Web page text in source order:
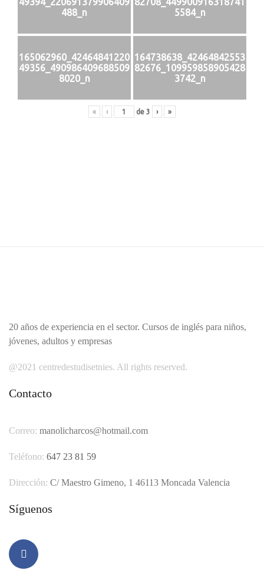
488_n
5584_n
165062960_42464841220
49356_490986409688509
8020_n
164738638_42464842553
82676_109959858905428
3742_n
« ‹ de 3 › »
20 años de experiencia en el sector. Cursos de inglés para niños,
jóvenes, adultos y empresas
@2021 centredestudisetnies. All rights reserved.
Contacto
Correo: manolicharcos@hotmail.com
Teléfono: 647 23 81 59
Dirección: C/ Maestro Gimeno, 1 46113 Moncada Valencia
Síguenos